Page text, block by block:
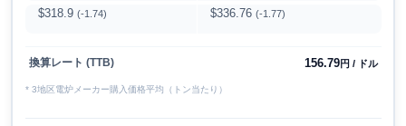
$318.9 (-1.74) $336.76 (-1.77)
換算レート (TTB) 156.79円 / ドル
* 3地区電炉メーカー購入価格平均（トン当たり）